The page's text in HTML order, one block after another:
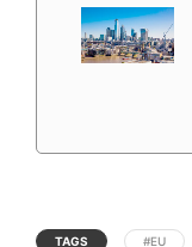
TAGS #EU